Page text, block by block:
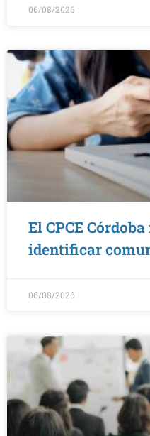
06/08/2026
El CPCE
identificar
06/08/2026